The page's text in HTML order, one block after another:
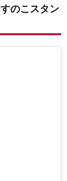
のこスタン